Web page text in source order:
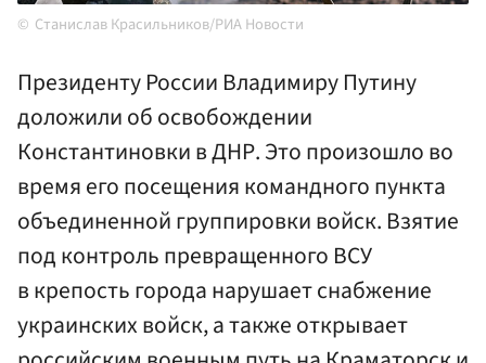
Станислав Красильников/РИА Новости
Президенту России Владимиру Путину
доложили об освобождении
Константиновки в ДНР. Это произошло во
время его посещения командного пункта
объединенной группировки войск. Взятие
под контроль превращенного ВСУ
в крепость города нарушает снабжение
украинских войск, а также открывает